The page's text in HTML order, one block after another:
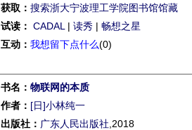
获取： 搜索浙大宁波理工学院图书馆馆藏
试读： CADAL | 读秀 | 畅想之星
互动： 我想留下点什么(0)
书名： 物联网的本质
作者： [日]小林纯一
出版社： 广东人民出版社 ,2018